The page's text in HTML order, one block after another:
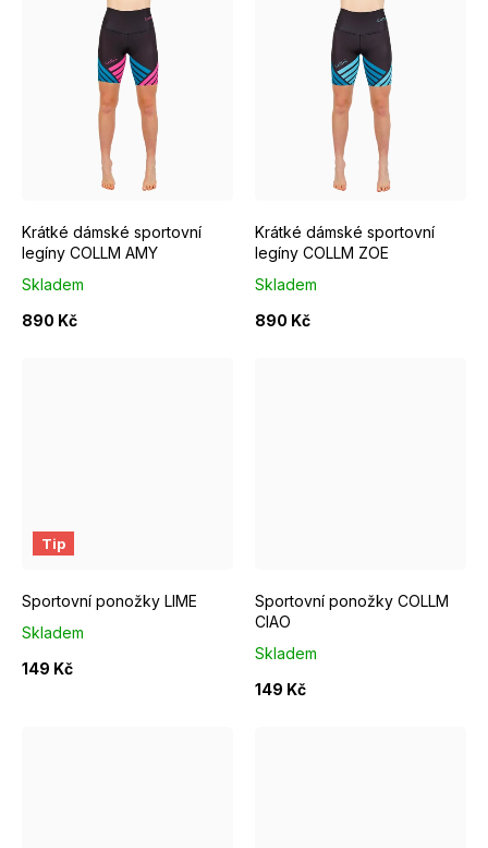
Krátké dámské sportovní
legíny COLLM AMY
Skladem
890 Kč
S
Krátké dámské sportovní
legíny COLLM ZOE
Skladem
890 Kč
Tip
Sportovní ponožky LIME
Skladem
149 Kč
EUR 40 - 42
Sportovní ponožky COLLM
CIAO
Skladem
149 Kč